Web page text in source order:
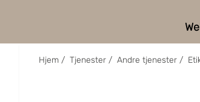
Hjem / Tjenester / Andre tjenester /